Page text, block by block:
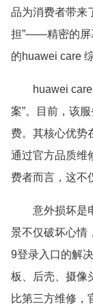
品为消费者带来
担”——精密的屏
的huawei care
huawei
案”。目前，该
费。其核心优势
通过官方品质维
费者而言，这不
意外损坏是
景不仅破坏心情
9登录入口的解
板、后壳、摄像
比第三方维修，